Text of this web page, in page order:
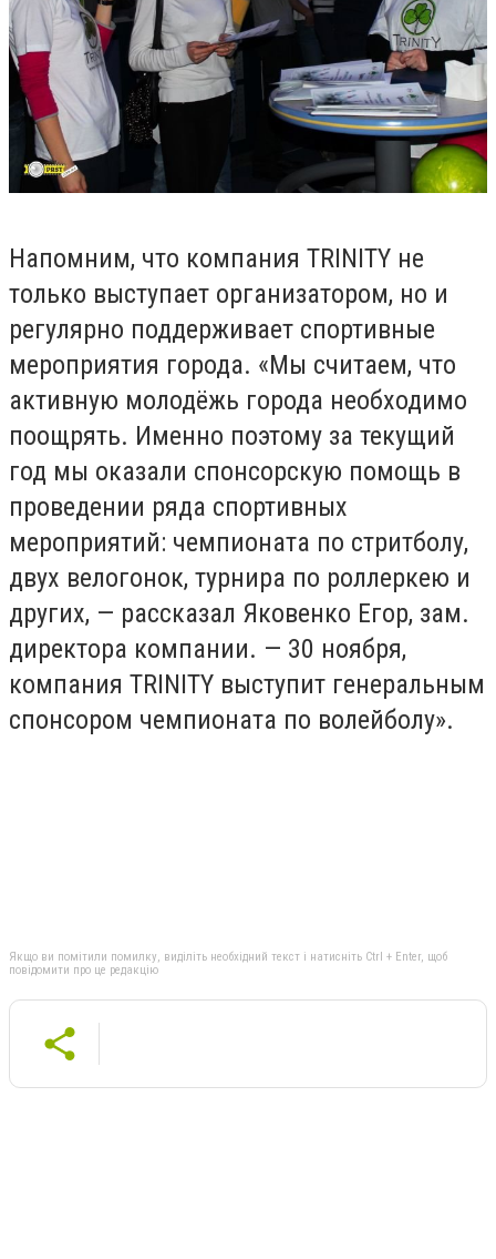
Напомним, что компания TRINITY не
только выступает организатором, но и
регулярно поддерживает спортивные
мероприятия города. «Мы считаем, что
активную молодёжь города необходимо
поощрять. Именно поэтому за текущий
год мы оказали спонсорскую помощь в
проведении ряда спортивных
мероприятий: чемпионата по стритболу,
двух велогонок, турнира по роллеркею и
других, — рассказал Яковенко Егор, зам.
директора компании. — 30 ноября,
компания TRINITY выступит генеральным
спонсором чемпионата по волейболу».
Якщо ви помітили помилку, виділіть необхідний текст і натисніть Ctrl + Enter, щоб
повідомити про це редакцію